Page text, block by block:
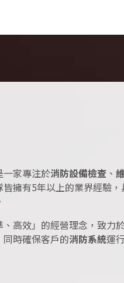
一家專注於消防設備檢查 、
擁有5年以上的業界經驗
高效」的經營理念，致力
同時確保客戶的消防系統運